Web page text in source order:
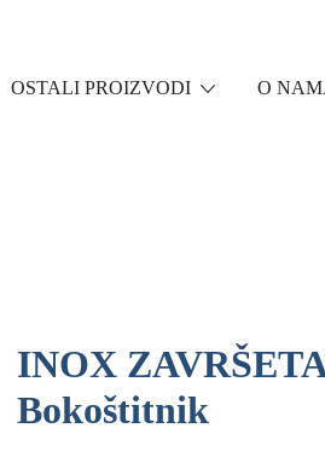
OSTALI PROIZVODI O
INOX
Bokoštitnik